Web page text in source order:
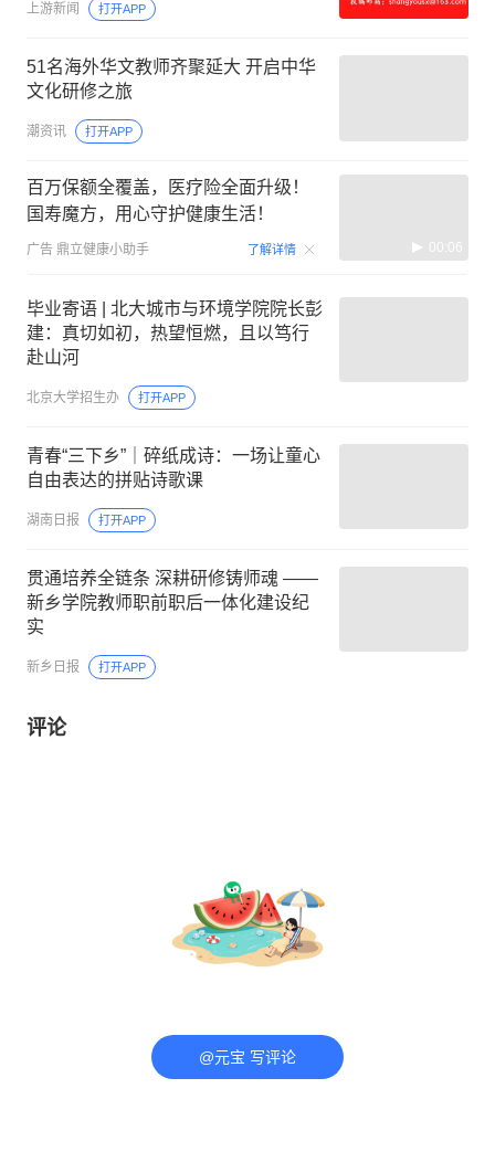
上游新闻 打开APP
51名海外华文教师齐聚延大 开启中华
文化研修之旅
潮资讯 打开APP
百万保额全覆盖，医疗险全面升级！
国寿魔方，用心守护健康生活！
广告 鼎立健康小助手 了解详情 00:06
毕业寄语 | 北大城市与环境学院院长彭
建：真切如初，热望恒燃，且以笃行
赴山河
北京大学招生办 打开APP
青春“三下乡”｜碎纸成诗：一场让童心
自由表达的拼贴诗歌课
湖南日报 打开APP
贯通培养全链条 深耕研修铸师魂 ——
新乡学院教师职前职后一体化建设纪
实
新乡日报 打开APP
评论
@元宝 写评论